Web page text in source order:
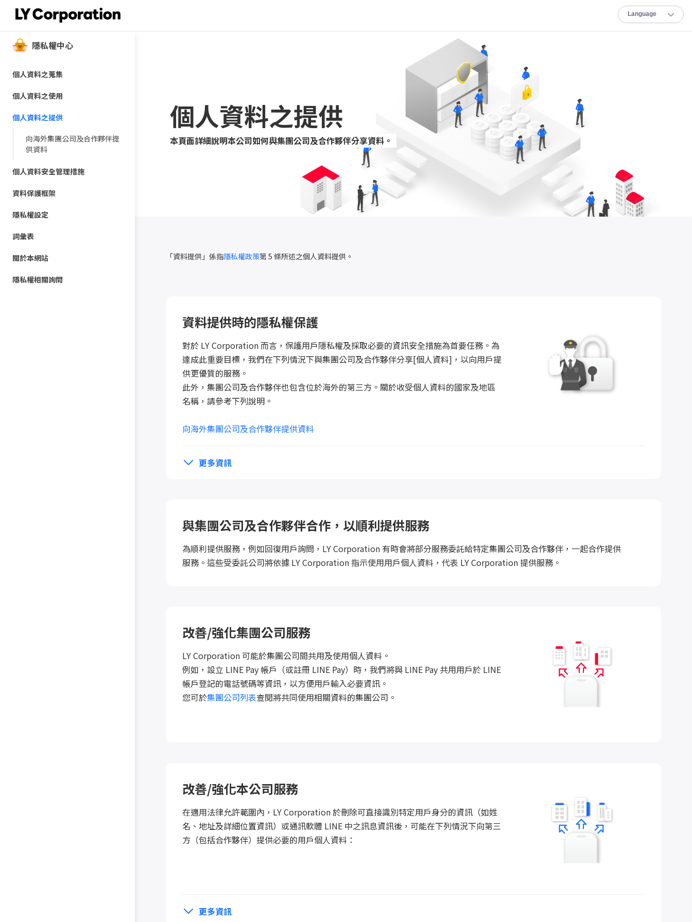
Language
個人資料之提供
本頁面詳細說明本公司如何與集團公司及合作夥伴分享資料。
「資料提供」係指隱私權政策第 5 條所述之個人資料提供。
資料提供時的隱私權保護
對於 LY Corporation 而言，保護用戶隱私權及採取必要的資訊安全措施為首要任務。為
達成此重要目標，我們在下列情況下與集團公司及合作夥伴分享[個人資料]，以向用戶提
供更優質的服務。
此外，集團公司及合作夥伴也包含位於海外的第三方。關於收受個人資料的國家及地區
名稱，請參考下列說明。
向海外集團公司及合作夥伴提供資料
更多資訊
與集團公司及合作夥伴合作，以順利提供服務
為順利提供服務，例如回復用戶詢問，LY Corporation 有時會將部分服務委託給特定集團公司及合作夥伴，一起合作提供
服務。這些受委託公司將依據 LY Corporation 指示使用用戶個人資料，代表 LY Corporation 提供服務。
改善/強化集團公司服務
LY Corporation 可能於集團公司間共用及使用個人資料。
例如，設立 LINE Pay 帳戶（或註冊 LINE Pay）時，我們將與 LINE Pay 共用用戶於 LINE
帳戶登記的電話號碼等資訊，以方便用戶輸入必要資訊。
您可於集團公司列表查閱將共同使用相關資料的集團公司。
改善/強化本公司服務
在適用法律允許範圍內，LY Corporation 於刪除可直接識別特定用戶身分的資訊（如姓
名、地址及詳細位置資訊）或通訊軟體 LINE 中之訊息資訊後，可能在下列情況下向第三
方（包括合作夥伴）提供必要的用戶個人資料：
更多資訊
隱私權中心
個人資料之蒐集
資料保存
個人資料之使用
位置資訊之使用
個人資料之提供
向海外集團公司及合作夥伴提
供資料
個人資料安全管理措施
資料保護框架
隱私權設定
詞彙表
Pixels
Cookies
關於本網站
隱私權相關詢問